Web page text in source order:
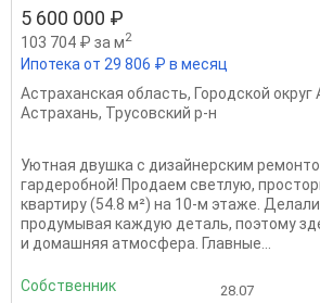
5 600 000 ₽
103 704 ₽ за м2
Ипотека от 29 806 ₽ в месяц
Астраханская область, Городской округ
Астрахань, Трусовский р-н
Уютная двушка с дизайнерским
гардеробной! Продаем светлую,
квартиру (54.8 м²) на 10-м этаже.
продумывая каждую деталь, поэтому
и домашняя атмосфера. Главные...
Собственник 28.07